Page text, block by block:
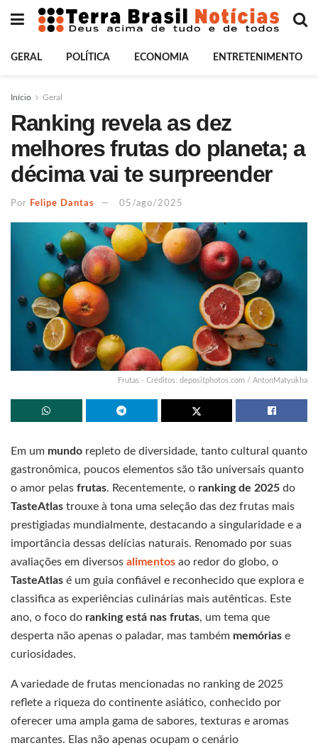
GERAL POLÍTICA ECONOMIA ENTRETENIMENTO
Início Geral
Ranking revela as dez
melhores frutas do planeta; a
décima vai te surpreender
Por Felipe Dantas 05/ago/2025
Frutas - Créditos: depositphotos.com / AntonMatyukha
Em um mundo repleto de diversidade, tanto cultural quanto
gastronômica, poucos elementos são tão universais quanto
o amor pelas frutas. Recentemente, o ranking de 2025 do
TasteAtlas trouxe à tona uma seleção das dez frutas mais
prestigiadas mundialmente, destacando a singularidade e a
importância dessas delícias naturais. Renomado por suas
avaliações em diversos alimentos ao redor do globo, o
TasteAtlas é um guia confiável e reconhecido que explora e
classifica as experiências culinárias mais autênticas. Este
ano, o foco do ranking está nas frutas, um tema que
desperta não apenas o paladar, mas também memórias e
curiosidades.
A variedade de frutas mencionadas no ranking de 2025
reflete a riqueza do continente asiático, conhecido por
oferecer uma ampla gama de sabores, texturas e aromas
marcantes. Elas não apenas ocupam o cenário